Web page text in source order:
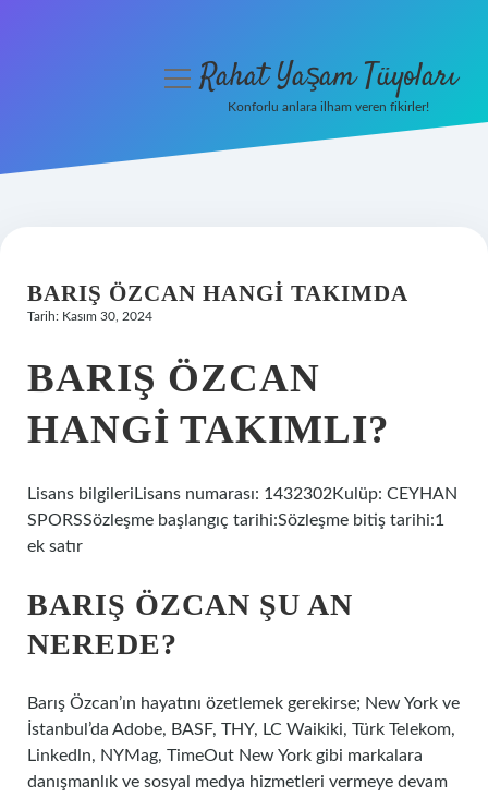
Hakkımızda
menüyüRahat Yaşam Tüyoları
Konforlu anlara ilham veren fikirler!
BARIŞ ÖZCAN HANGI TAKIMDA
Tarih: Kasım 30, 2024
BARIŞ ÖZCAN
HANGI TAKIMLI?
Lisans bilgileriLisans numarası: 1432302Kulüp: CEYHAN
SPORSSözleşme başlangıç ​​tarihi:Sözleşme bitiş tarihi:1
ek satır
BARIŞ ÖZCAN ŞU AN
NEREDE?
Barış Özcan’ın hayatını özetlemek gerekirse; New York ve
İstanbul’da Adobe, BASF, THY, LC Waikiki, Türk Telekom,
Linkedln, NYMag, TimeOut New York gibi markalara
danışmanlık ve sosyal medya hizmetleri vermeye devam